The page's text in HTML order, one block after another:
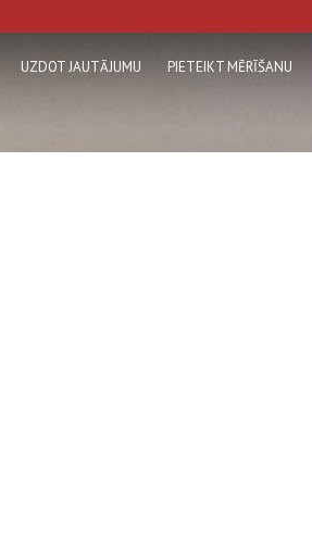
UZDOT JAUTĀJUMU PIETEIKT MĒRĪŠANU